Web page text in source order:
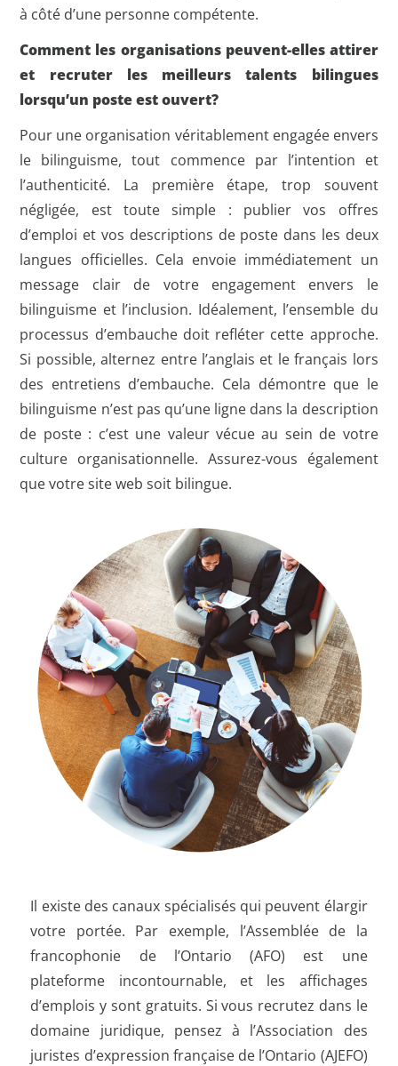
à côté d’une personne compétente.
Comment les organisations peuvent-elles attirer
et recruter les meilleurs talents bilingues
lorsqu’un poste est ouvert?
Pour une organisation véritablement engagée envers
le bilinguisme, tout commence par l’intention et
l’authenticité. La première étape, trop souvent
négligée, est toute simple : publier vos offres
d’emploi et vos descriptions de poste dans les deux
langues officielles. Cela envoie immédiatement un
message clair de votre engagement envers le
bilinguisme et l’inclusion. Idéalement, l’ensemble du
processus d’embauche doit refléter cette approche.
Si possible, alternez entre l’anglais et le français lors
des entretiens d’embauche. Cela démontre que le
bilinguisme n’est pas qu’une ligne dans la description
de poste : c’est une valeur vécue au sein de votre
culture organisationnelle. Assurez-vous également
que votre site web soit bilingue.
Il existe des canaux spécialisés qui peuvent élargir
votre portée. Par exemple, l’Assemblée de la
francophonie de l’Ontario (AFO) est une
plateforme incontournable, et les affichages
d’emplois y sont gratuits. Si vous recrutez dans le
domaine juridique, pensez à l’Association des
juristes d’expression française de l’Ontario (AJEFO)